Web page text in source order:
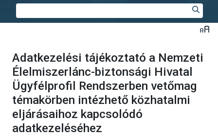
Adatkezelési tájékoztató a Nemzeti
Élelmiszerlánc-biztonsági Hivatal
Ügyfélprofil Rendszerben vetőmag
témakörben intézhető közhatalmi
eljárásaihoz kapcsolódó
adatkezeléséhez